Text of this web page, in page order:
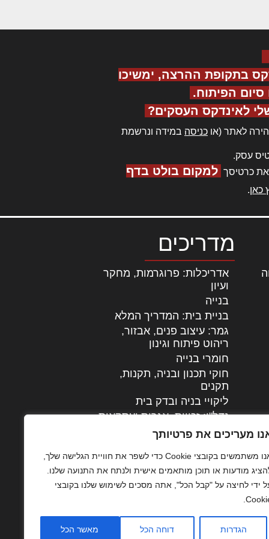
מעריכים את פרטיותך
אנו משתמשים בקובצי Cookie כדי לשפר את חוויית הגלישה שלך,
מודעות או תוכן מותאמים אישית ולנתח את התנועה שלנו.
ידי לחיצה על "קבל הכל", אתה מסכים לשימוש שלנו בקובצי
הגדרות דוחה הכל מאשר הכל
בתקופת ההרצה, ימשיכו
הפיתוח.
לאינדקס העסקים?
לאתר (או כניסה במידה ונרשמת
עסק.
כרטיסך למקום בולט בדף
כאן.
מדריכים
אדריכלות: פרוגרמות, מחקר
ועיון
בנייה
בניית בית: המדריך המלא
גמר: עיצוב פנים, אבזור,
ריהוט פיתוח וגינון
חומרי בנייה
חוקי תכנון ובניה, תקנות,
תקנים
ליקויי בניה ובדק בית
נדל"ן: זכויות, אגרות ועסקאות
עיצוב הבית
מתקדמות
צילום אדריכלי
שיווק נדלן
והמלצות
תוכן שיווקי